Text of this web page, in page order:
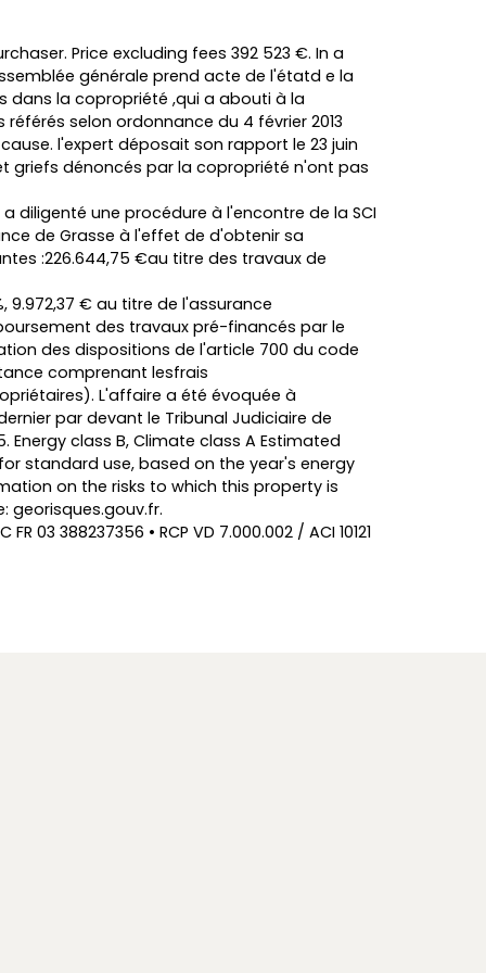
Price excluding fees 392 523 €. In a
générale prend acte de l'étatd e la
la copropriété ,qui a abouti à la
selon ordonnance du 4 février 2013
l'expert déposait son rapport le 23 juin
griefs dénoncés par la copropriété n'ont pas
diligenté une procédure à l'encontre de la SCI
de Grasse à l'effet de d'obtenir sa
:226.644,75 €au titre des travaux de
9.972,37 € au titre de l'assurance
des travaux pré-financés par le
des dispositions de l'article 700 du code
comprenant lesfrais
L'affaire a été évoquée à
par devant le Tribunal Judiciaire de
class B, Climate class A Estimated
standard use, based on the year's energy
on the risks to which this property is
georisques.gouv.fr.
03 388237356 • RCP VD 7.000.002 / ACI 10121